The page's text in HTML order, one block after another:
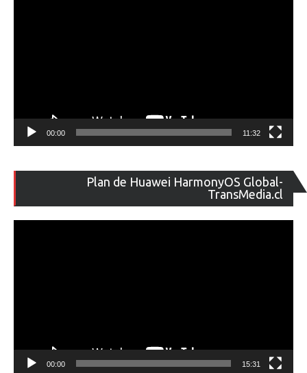
00:00 11:32
Plan de Huawei HarmonyOS Global-
TransMedia.cl
de
00:00 15:31